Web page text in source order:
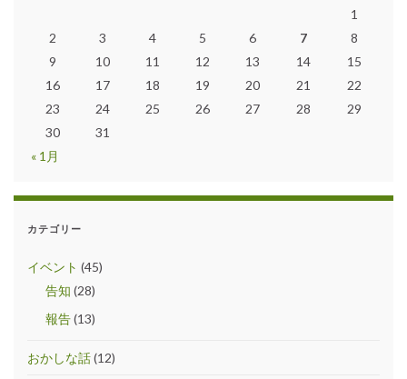
« 1月
1
2
3 4 5 6 7
8
9
10 11 12 13 14
15
16
17 18 19 20 21
22
23
24 25 26 27 28
29
30
31
カテゴリー
イベント (45)
告知 (28)
報告(13)
おかしな話(12)